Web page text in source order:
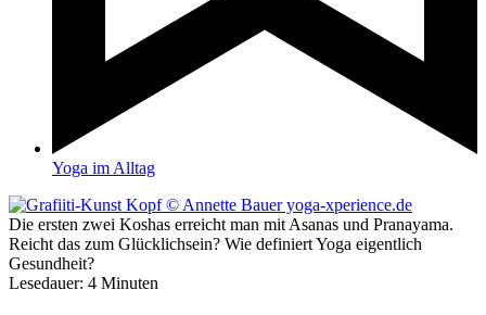
Yoga im Alltag
Die ersten zwei Koshas erreicht man mit Asanas und Pranayama.
Reicht das zum Glücklichsein? Wie definiert Yoga eigentlich
Gesundheit?
Lesedauer: 4 Minuten